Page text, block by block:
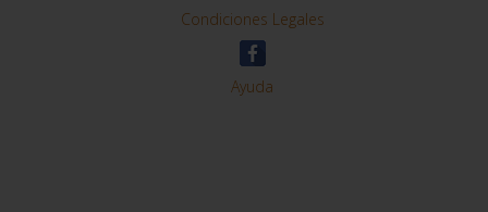
Condiciones Legales
Ayuda